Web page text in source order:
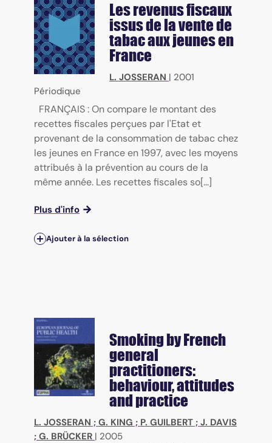
Les revenus fiscaux
issus de la vente de
tabac aux jeunes en
France
L. JOSSERAN | 2001
Périodique
FRANÇAIS : On compare le montant des
recettes fiscales perçues par l'Etat et
provenant de la consommation de tabac chez
les jeunes en France en 1997, avec les moyens
attribués à la prévention au cours de la
même année. Les recettes fiscales so[...]
Plus d'info
Ajouter à la sélection
Smoking by French
general
practitioners:
behaviour, attitudes
and practice
L. JOSSERAN ; G. KING ; P. GUILBERT ; J. DAVIS
; G. BRÜCKER | 2005